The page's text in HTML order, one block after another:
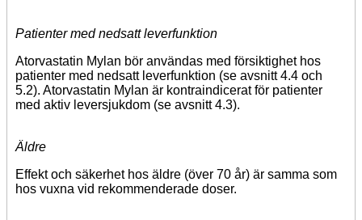
Patienter med nedsatt leverfunktion
Atorvastatin Mylan bör användas med försiktighet hos
patienter med nedsatt leverfunktion (se avsnitt 4.4 och
5.2). Atorvastatin Mylan är kontraindicerat för patienter
med aktiv leversjukdom (se avsnitt 4.3).
Äldre
Effekt och säkerhet hos äldre (över 70 år) är samma som
hos vuxna vid rekommenderade doser.